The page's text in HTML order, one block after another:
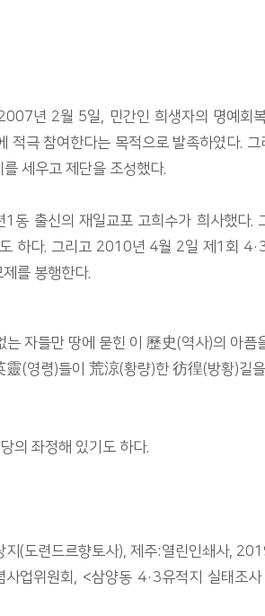
년 2월 5일, 민간인 희생자의 명예회
적극 참여한다는 목적으로 발족하였다.
세우고 제단을 조성했다.
동 출신의 재일교포 고희수가 희사했다.
하다. 그리고 2010년 4월 2일 제1회
를 봉행한다.
는 자들만 땅에 묻힌 이 歷史(역사)의 아
(영령)들이 荒涼(황량)한 彷徨(방황)길
의 좌정해 있기도 하다.
지(도련드르향토사), 제주:열린인쇄사,
사업위원회, <삼양동 4·3유적지 실태조